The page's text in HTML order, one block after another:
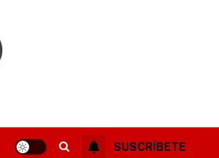
SUSCRÍBETE